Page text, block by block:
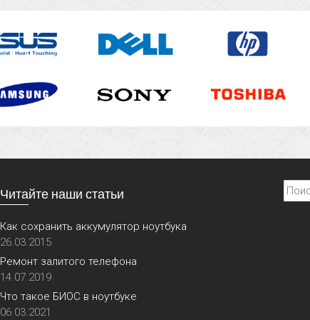
Читайте наши статьи
Как сохранить аккумулятор ноутбука
26.03.2015
Ремонт залитого телефона
14.07.2019
Что такое БИОС в ноутбуке
06.03.2021